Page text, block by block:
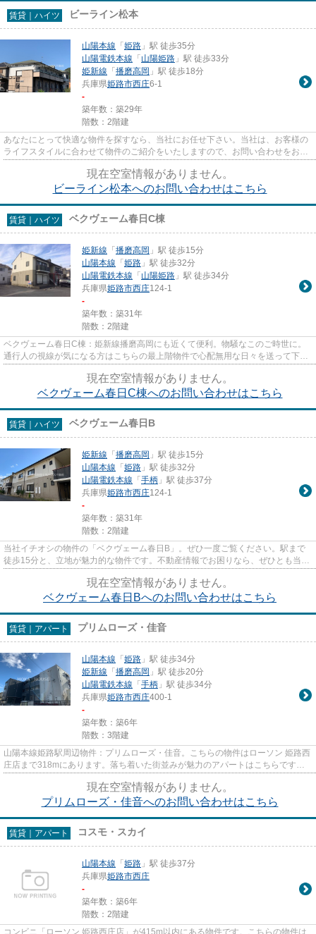
賃貸｜ハイツ ビーライン松本
山陽本線 「姫路 」駅 徒歩35分
山陽電鉄本線 「山陽姫路 」駅 徒歩33分
姫新線 「播磨高岡 」駅 徒歩18分
兵庫県姫路市西庄6-1
-
築年数：築29年
階数：2階建
あなたにとって快適な物件を探すなら、当社にお任せ下さい。当社は、お客様の
ライフスタイルに合わせて物件のご紹介をいたしますので、お問い合わせをお待
ちしております。
現在空室情報がありません。
ビーライン松本へのお問い合わせはこちら
賃貸｜ハイツ ベクヴェーム春日C棟
姫新線 「播磨高岡 」駅 徒歩15分
山陽本線 「姫路 」駅 徒歩32分
山陽電鉄本線 「山陽姫路 」駅 徒歩34分
兵庫県姫路市西庄124-1
-
築年数：築31年
階数：2階建
ベクヴェーム春日C棟：姫新線播磨高岡にも近くて便利。物騒なこのご時世に。
通行人の視線が気になる方はこちらの最上階物件で心配無用な日々を送って下さ
い。駅まで徒歩15分とお出かけ...
現在空室情報がありません。
ベクヴェーム春日C棟へのお問い合わせはこちら
賃貸｜ハイツ ベクヴェーム春日B
姫新線 「播磨高岡 」駅 徒歩15分
山陽本線 「姫路 」駅 徒歩32分
山陽電鉄本線 「手柄 」駅 徒歩37分
兵庫県姫路市西庄124-1
-
築年数：築31年
階数：2階建
当社イチオシの物件の「ベクヴェーム春日B」。ぜひ一度ご覧ください。駅まで
徒歩15分と、立地が魅力的な物件です。不動産情報でお困りなら、ぜひとも当社
にお問い合わせください。数多...
現在空室情報がありません。
ベクヴェーム春日Bへのお問い合わせはこちら
賃貸｜アパート プリムローズ・佳音
山陽本線 「姫路 」駅 徒歩34分
姫新線 「播磨高岡 」駅 徒歩20分
山陽電鉄本線 「手柄 」駅 徒歩34分
兵庫県姫路市西庄400-1
-
築年数：築6年
階数：3階建
山陽本線姫路駅周辺物件：プリムローズ・佳音。こちらの物件はローソン 姫路西
庄店まで318mにあります。落ち着いた街並みが魅力のアパートはこちらです。
充実の設備と綺麗な室内を兼ね...
現在空室情報がありません。
プリムローズ・佳音へのお問い合わせはこちら
賃貸｜アパート コスモ・スカイ
山陽本線 「姫路 」駅 徒歩37分
兵庫県姫路市西庄
-
築年数：築6年
階数：2階建
コンビニ「ローソン 姫路西庄店」が415m以内にある物件です。こちらの物件は